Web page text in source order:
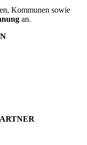
Kommunen sowie
an.